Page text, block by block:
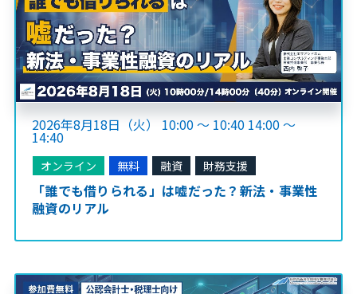
2026年8月18日（火） 10:00 ～ 10:40 14:00 ～
14:40
オンライン 無料 融資 財務支援
「誰でも借りられる」は嘘だった？新法・事業性
融資のリアル